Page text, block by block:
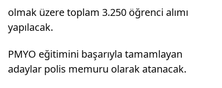
olmak üzere toplam 3.250 öğrenci alımı
yapılacak.
PMYO eğitimini başarıyla tamamlayan
adaylar polis memuru olarak atanacak.